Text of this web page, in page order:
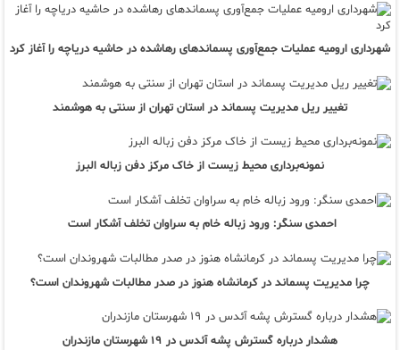
شهرداری ارومیه عملیات جمع‌آوری پسماندهای رهاشده در حاشیه دریاچه را آغاز کرد
تغییر ریل مدیریت پسماند در استان تهران از سنتی به هوشمند
نمونه‌برداری محیط زیست از خاک مرکز دفن زباله البرز
احمدی سنگر: ورود زباله خام به سراوان تخلف آشکار است
چرا مدیریت پسماند در کرمانشاه هنوز در صدر مطالبات شهروندان است؟
هشدار درباره گسترش پشه آئدس در ۱۹ شهرستان مازندران